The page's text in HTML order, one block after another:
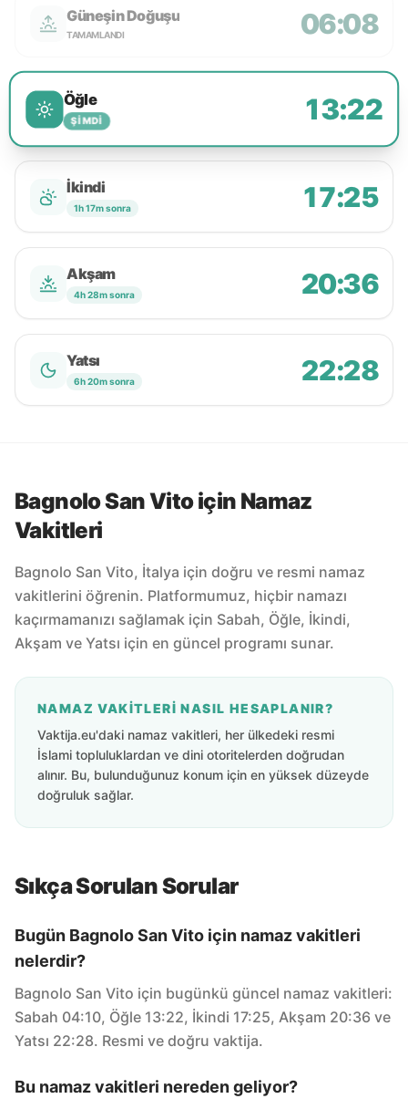
Güneşin Doğuşu
TAMAMLANDI 06:08
Öğle
ŞIMDI 13:22
İkindi
1h 17m sonra 17:25
Akşam
4h 28m sonra 20:36
Yatsı
6h 20m sonra 22:28
Bagnolo San Vito için Namaz
Vakitleri
Bagnolo San Vito, İtalya için doğru ve resmi namaz
vakitlerini öğrenin. Platformumuz, hiçbir namazı
kaçırmamanızı sağlamak için Sabah, Öğle, İkindi,
Akşam ve Yatsı için en güncel programı sunar.
NAMAZ VAKITLERI NASIL HESAPLANIR?
Vaktija.eu'daki namaz vakitleri, her ülkedeki resmi
İslami topluluklardan ve dini otoritelerden doğrudan
alınır. Bu, bulunduğunuz konum için en yüksek düzeyde
doğruluk sağlar.
Sıkça Sorulan Sorular
Bugün Bagnolo San Vito için namaz vakitleri
nelerdir?
Bagnolo San Vito için bugünkü güncel namaz vakitleri:
Sabah 04:10, Öğle 13:22, İkindi 17:25, Akşam 20:36 ve
Yatsı 22:28. Resmi ve doğru vaktija.
Bu namaz vakitleri nereden geliyor?